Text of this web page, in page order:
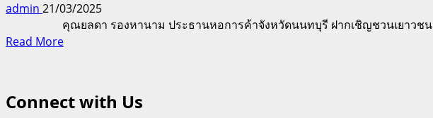
admin 21/03/2025
คุณยลดา รองหานาม ประธานหอการค้าจังหวัดนนทบุรี ฝากเชิญชวนเยาวชนและผู้
Read MoreRead
หอการค้า
Connect with Us